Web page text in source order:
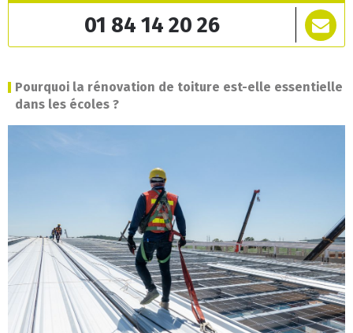
01 84 14 20 26
Pourquoi la rénovation de toiture est-elle essentielle
dans les écoles ?